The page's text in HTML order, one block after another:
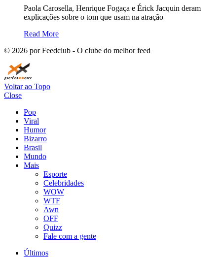
Paola Carosella, Henrique Fogaça e Érick Jacquin deram
explicações sobre o tom que usam na atração
Read More
© 2026 por Feedclub - O clube do melhor feed
Voltar ao Topo
Close
Pop
Viral
Humor
Bizarro
Brasil
Mundo
Mais
Esporte
Celebridades
WOW
WTF
Awn
OFF
Quizz
Fale com a gente
Últimos